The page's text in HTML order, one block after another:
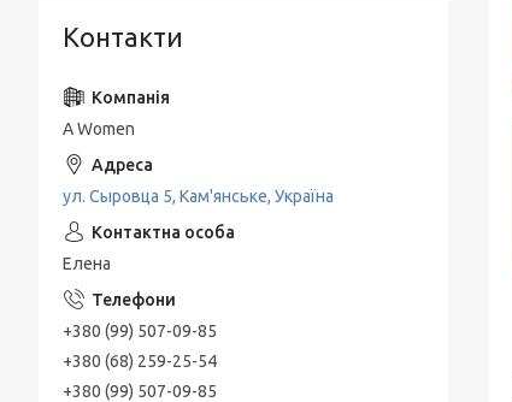
Контакти
A Women
ул. Сыровца 5, Кам'янське, Україна
Елена
+380 (99) 507-09-85
+380 (68) 259-25-54
+380 (99) 507-09-85